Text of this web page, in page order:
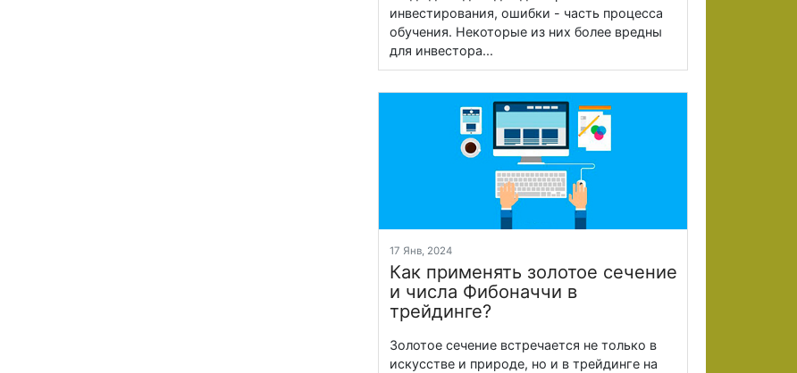
инвестирования, ошибки - часть процесса
обучения. Некоторые из них более вредны
для инвестора...
17 Янв, 2024
Как применять золотое сечение
и числа Фибоначчи в
трейдинге?
Золотое сечение встречается не только в
искусстве и природе, но и в трейдинге на